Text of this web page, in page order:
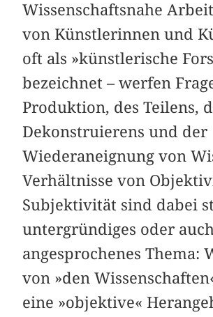
Wissenschaftsnahe
von Künstlerinnen und
oft als »künstlerische
bezeichnet – werfen
Produktion, des Teilens,
Dekonstruierens und der
Wiederaneignung von
Verhältnisse von
Subjektivität sind dabei
untergründiges oder
angesprochenes Thema:
von »den
eine »objektive«